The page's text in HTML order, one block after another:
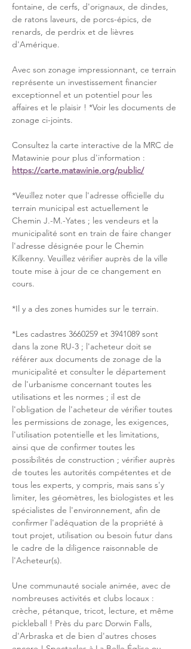
fontaine, de cerfs, d'orignaux, de dindes,
de ratons laveurs, de porcs-épics, de
renards, de perdrix et de lièvres
d'Amérique.
Avec son zonage impressionnant, ce terrain
représente un investissement financier
exceptionnel et un potentiel pour les
affaires et le plaisir ! *Voir les documents de
zonage ci-joints.
Consultez la carte interactive de la MRC de
Matawinie pour plus d'information :
https://carte.matawinie.org/public/
*Veuillez noter que l'adresse officielle du
terrain municipal est actuellement le
Chemin J.-M.-Yates ; les vendeurs et la
municipalité sont en train de faire changer
l'adresse désignée pour le Chemin
Kilkenny. Veuillez vérifier auprès de la ville
toute mise à jour de ce changement en
cours.
*Il y a des zones humides sur le terrain.
*Les cadastres 3660259 et 3941089 sont
dans la zone RU-3 ; l'acheteur doit se
référer aux documents de zonage de la
municipalité et consulter le département
de l'urbanisme concernant toutes les
utilisations et les normes ; il est de
l'obligation de l'acheteur de vérifier toutes
les permissions de zonage, les exigences,
l'utilisation potentielle et les limitations,
ainsi que de confirmer toutes les
possibilités de construction ; vérifier auprès
de toutes les autorités compétentes et de
tous les experts, y compris, mais sans s'y
limiter, les géomètres, les biologistes et les
spécialistes de l'environnement, afin de
confirmer l'adéquation de la propriété à
tout projet, utilisation ou besoin futur dans
le cadre de la diligence raisonnable de
l'Acheteur(s).
Une communauté sociale animée, avec de
nombreuses activités et clubs locaux :
crèche, pétanque, tricot, lecture, et même
pickleball ! Près du parc Dorwin Falls,
d'Arbraska et de bien d'autres choses